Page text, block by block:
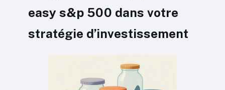
easy s&p 500 dans votre
stratégie d’investissement